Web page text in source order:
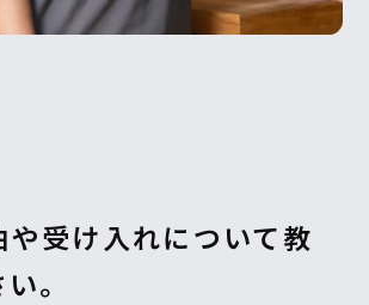
や受け入れについて教
。